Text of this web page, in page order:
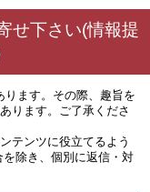
せ下さい(情報提
ります。その際、趣旨を
ります。ご了承くださ
テンツに役立てるよう
除き、個別に返信・対